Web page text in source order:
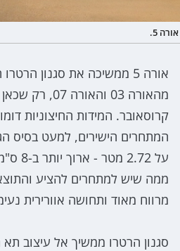
אורה 5.
אורה 5 ממשיכה את סגנון
מהאורה 03
קרוסאובר. המידות החיצוניות
המתחרים הישירים, למעט בסיס
על
ממה שיש למתחרים להציע
מרווח מאוד ותחושה אוורירית
סגנון הרטרו ממשיך אל עיצוב